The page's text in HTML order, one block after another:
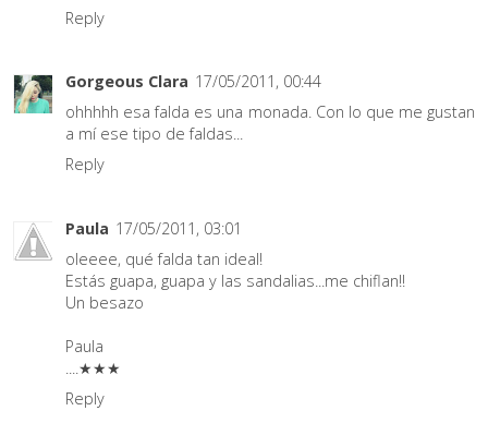
Reply
Gorgeous Clara 17/05/2011, 00:44
ohhhhh esa falda es una monada. Con lo que me gustan
a mí ese tipo de faldas...
Reply
Paula 17/05/2011, 03:01
oleeee, qué falda tan ideal!
Estás guapa, guapa y las sandalias...me chiflan!!
Un besazo
Paula
....★★★
Reply